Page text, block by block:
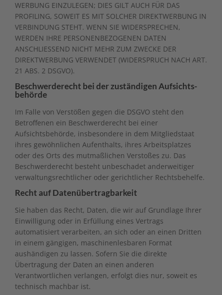
WERBUNG EINZULEGEN; DIES GILT AUCH FÜR DAS
PROFILING, SOWEIT ES MIT SOLCHER DIREKTWERBUNG IN
VERBINDUNG STEHT. WENN SIE WIDERSPRECHEN,
WERDEN IHRE PERSONENBEZOGENEN DATEN
ANSCHLIESSEND NICHT MEHR ZUM ZWECKE DER
DIREKTWERBUNG VERWENDET (WIDERSPRUCH NACH ART.
21 ABS. 2 DSGVO).
Beschwerde­recht bei der zuständigen Aufsichts­
behörde
Im Falle von Verstößen gegen die DSGVO steht den
Betroffenen ein Beschwerderecht bei einer
Aufsichtsbehörde, insbesondere in dem Mitgliedstaat
ihres gewöhnlichen Aufenthalts, ihres Arbeitsplatzes
oder des Orts des mutmaßlichen Verstoßes zu. Das
Beschwerderecht besteht unbeschadet anderweitiger
verwaltungsrechtlicher oder gerichtlicher Rechtsbehelfe.
Recht auf Daten­übertrag­barkeit
Sie haben das Recht, Daten, die wir auf Grundlage Ihrer
Einwilligung oder in Erfüllung eines Vertrags
automatisiert verarbeiten, an sich oder an einen Dritten
in einem gängigen, maschinenlesbaren Format
aushändigen zu lassen. Sofern Sie die direkte
Übertragung der Daten an einen anderen
Verantwortlichen verlangen, erfolgt dies nur, soweit es
technisch machbar ist.